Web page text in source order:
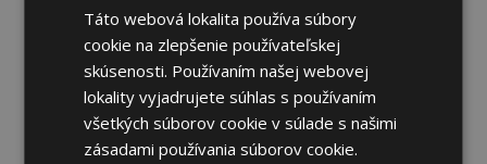
Pneumatiky
Táto webová lokalita používa súbory
cookie na zlepšenie používateľskej
skúsenosti. Používaním našej webovej
lokality vyjadrujete súhlas s používaním
všetkých súborov cookie v súlade s našimi
zásadami používania súborov cookie.